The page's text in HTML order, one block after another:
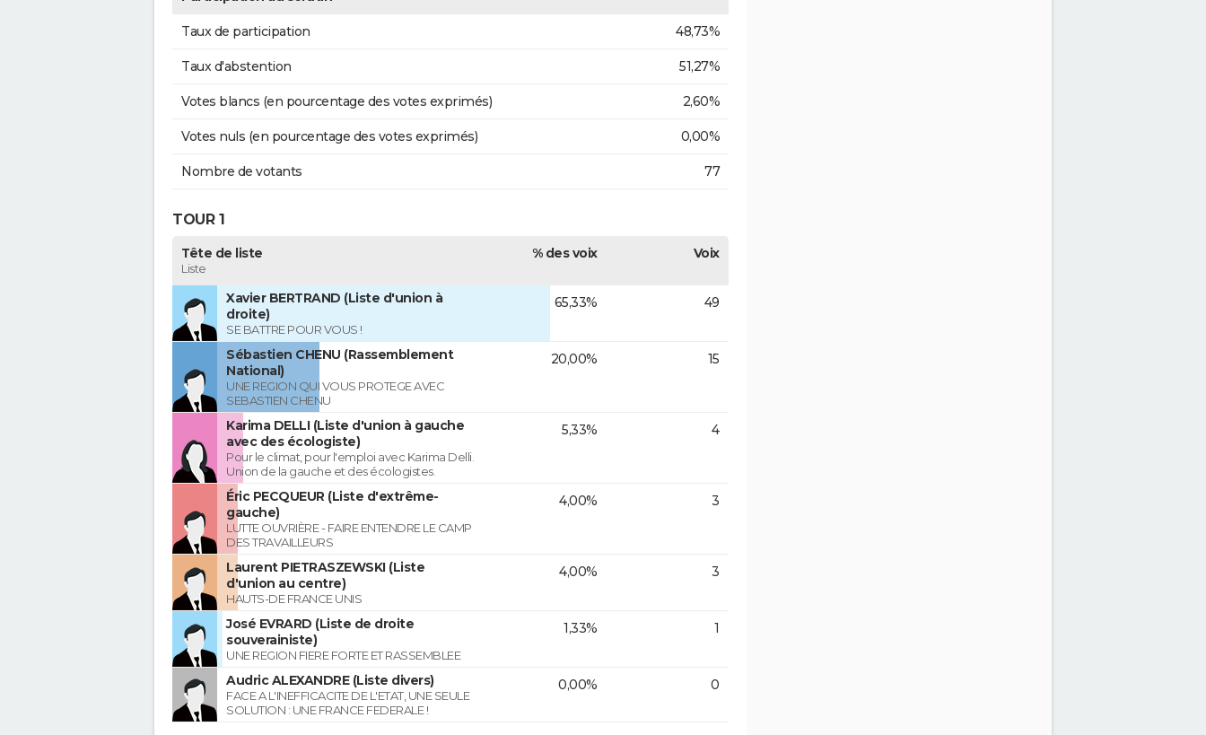
Taux de participation 48,73%
Taux d'abstention 51,27%
Votes blancs (en pourcentage des votes exprimés) 2,60%
Votes nuls (en pourcentage des votes exprimés) 0,00%
Nombre de votants 77
TOUR 1
Tête de liste
Liste
% des voix Voix
Xavier BERTRAND (Liste d'union à
droite)
SE BATTRE POUR VOUS !
65,33% 49
Sébastien CHENU (Rassemblement
National)
UNE REGION QUI VOUS PROTEGE AVEC
SEBASTIEN CHENU
20,00% 15
Karima DELLI (Liste d'union à gauche
avec des écologiste)
Pour le climat, pour l'emploi avec Karima Delli.
Union de la gauche et des écologistes.
5,33% 4
Éric PECQUEUR (Liste d'extrême-
gauche)
LUTTE OUVRIÈRE - FAIRE ENTENDRE LE CAMP
DES TRAVAILLEURS
4,00% 3
Laurent PIETRASZEWSKI (Liste
d'union au centre)
HAUTS-DE FRANCE UNIS
4,00% 3
José EVRARD (Liste de droite
souverainiste)
UNE REGION FIERE FORTE ET RASSEMBLEE
1,33% 1
Audric ALEXANDRE (Liste divers)
FACE A L'INEFFICACITE DE L'ETAT, UNE SEULE
SOLUTION : UNE FRANCE FEDERALE !
0,00% 0